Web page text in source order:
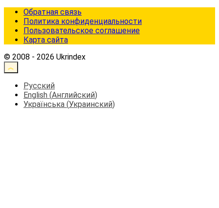
Обратная связь
Политика конфиденциальности
Пользовательское соглашение
Карта сайта
© 2008 - 2026 Ukrindex
Русский
English (Английский)
Українська (Украинский)